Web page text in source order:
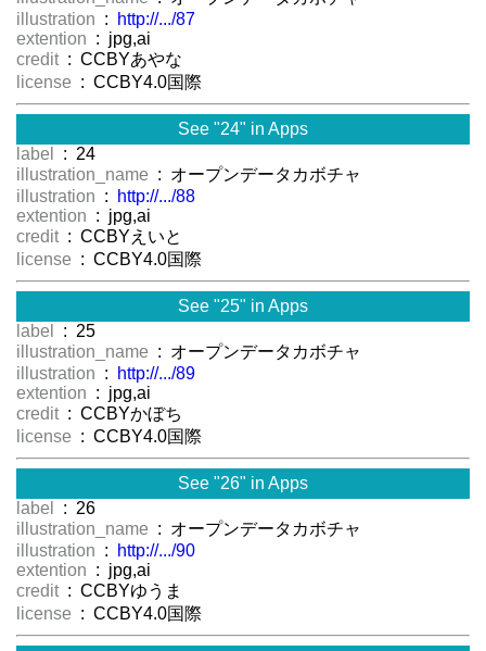
illustration :
http://.../87
extention : jpg,ai
credit : CCBYあやな
license : CCBY4.0国際
See "24" in Apps
label
: 24
illustration_name : オープンデータカボチャ
illustration :
http://.../88
extention : jpg,ai
credit : CCBYえいと
license : CCBY4.0国際
See "25" in Apps
label
: 25
illustration_name : オープンデータカボチャ
illustration :
http://.../89
extention : jpg,ai
credit : CCBYかぼち
license : CCBY4.0国際
See "26" in Apps
label
: 26
illustration_name : オープンデータカボチャ
illustration :
http://.../90
extention : jpg,ai
credit : CCBYゆうま
license : CCBY4.0国際